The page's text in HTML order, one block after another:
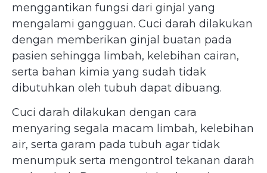
menggantikan fungsi dari ginjal yang
mengalami gangguan. Cuci darah dilakukan
dengan memberikan ginjal buatan pada
pasien sehingga limbah, kelebihan cairan,
serta bahan kimia yang sudah tidak
dibutuhkan oleh tubuh dapat dibuang.
Cuci darah dilakukan dengan cara
menyaring segala macam limbah, kelebihan
air, serta garam pada tubuh agar tidak
menumpuk serta mengontrol tekanan darah